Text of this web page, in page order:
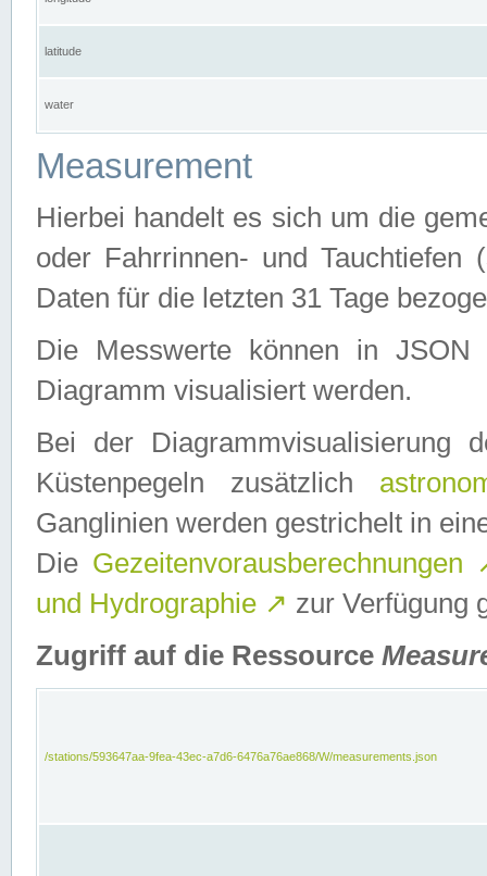
latitude
water
Measurement
Hierbei handelt es sich um die
oder Fahrrinnen- und Tauchtiefen
Daten für die letzten 31 Tage
Die Messwerte können in
Diagramm visualisiert werden.
Bei der Diagrammvisualisierung
Küstenpegeln zusätzlich
Ganglinien werden gestrichelt in
Die Gezeitenvorausberechnungen
und Hydrographie ↗ zur Verfügung
Zugriff auf die Ressource
/stations/593647aa-9fea-43ec-a7d6-6476a76ae868/W/measurements.json